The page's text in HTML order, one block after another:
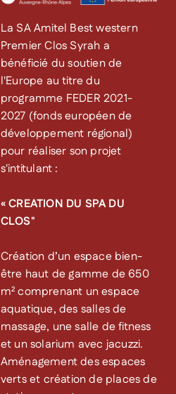
La SA Amitel Best western
Premier Clos Syrah a
bénéficié du soutien de
l'Europe au titre du
programme FEDER 2021-
2027 (fonds européen de
développement régional)
pour réaliser son projet
s'intitulant :
« CREATION DU SPA DU
CLOS"
Création d’un espace bien-
être haut de gamme de 650
m² comprenant un espace
aquatique, des salles de
massage, une salle de fitness
et un solarium avec jacuzzi.
Aménagement des espaces
verts et création de places de